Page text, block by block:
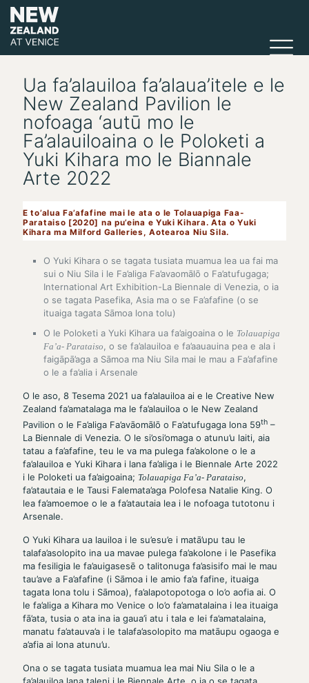
Ua fa’alauiloa fa’alaua’itele e le
New Zealand Pavilion le
nofoaga ‘autū mo le
Fa’alauiloaina o le Poloketi a
Yuki Kihara mo le Biannale
Arte 2022
E to’alua Fa’afafine mai le ata o le Tolauapiga Faa-
Parataiso [2020] na pu’eina e Yuki Kihara. Ata o Yuki
Kihara ma Milford Galleries, Aotearoa Niu Sila.
O Yuki Kihara o se tagata tusiata muamua lea ua fai ma
sui o Niu Sila i le Fa’aliga Fa’avaomālō o Fa’atufugaga;
International Art Exhibition-La Biennale di Venezia, o ia
o se tagata Pasefika, Asia ma o se Fa’afafine (o se
ituaiga tagata Sāmoa lona tolu)
O le Poloketi a Yuki Kihara ua fa’aigoaina o le Tolauapiga
Fa’a- Parataiso , o se fa’alauiloa e fa’aauauina pea e ala i
faigāpā’aga a Sāmoa ma Niu Sila mai le mau a Fa’afafine
o le a fa’alia i Arsenale
O le aso, 8 Tesema 2021 ua fa’alauiloa ai e le Creative New
Zealand fa’amatalaga ma le fa’alauiloa o le New Zealand
Pavilion o le Fa’aliga Fa’avāomālō o Fa’atufugaga lona 59th –
La Biennale di Venezia. O le si’osi’omaga o atunu’u laiti, aia
tatau a fa’afafine, teu le va ma pulega fa’akolone o le a
fa’alauiloa e Yuki Kihara i lana fa’aliga i le Biennale Arte 2022
i le Poloketi ua fa’aigoaina; Tolauapiga Fa’a- Parataiso,
fa’atautaia e le Tausi Falemata’aga Polofesa Natalie King. O
lea fa’amoemoe o le a fa’atautaia lea i le nofoaga tutotonu i
Arsenale.
O Yuki Kihara ua lauiloa i le su’esu’e i matā’upu tau le
talafa’asolopito ina ua mavae pulega fa’akolone i le Pasefika
ma fesiligia le fa’auigasesē o talitonuga fa’asisifo mai le mau
tau’ave a Fa’afafine (i Sāmoa i le amio fa’a fafine, ituaiga
tagata lona tolu i Sāmoa), fa’alapotopotoga o lo’o aofia ai. O
le fa’aliga a Kihara mo Venice o lo’o fa’amatalaina i lea ituaiga
fā’ata, tusia o ata ina ia gaua’i atu i tala e lei fa’amatalaina,
manatu fa’atauva’a i le talafa’asolopito ma matāupu ogaoga e
a’afia ai lona atunu’u.
Ona o se tagata tusiata muamua lea mai Niu Sila o le a